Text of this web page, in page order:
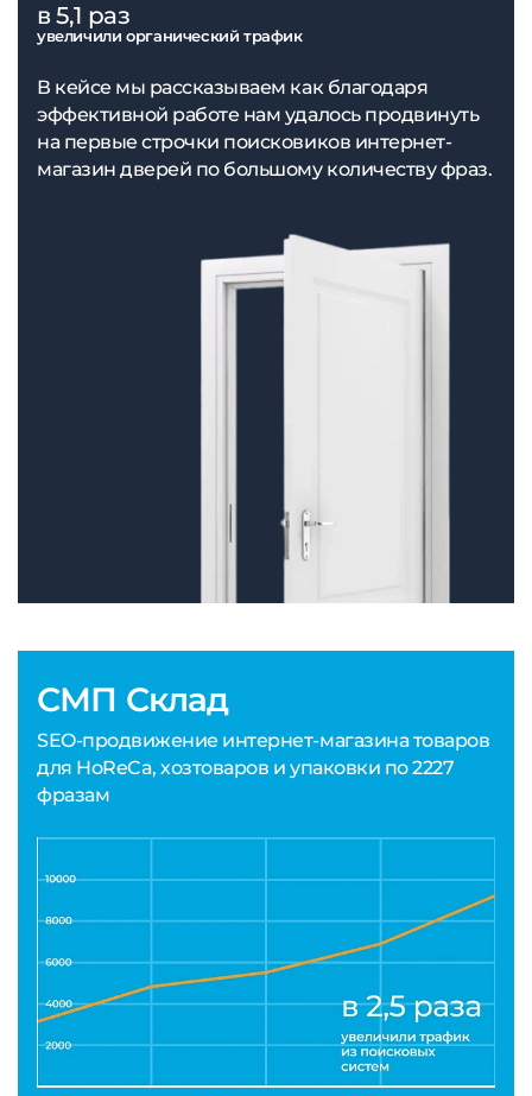
СМП Склад
SEO-продвижение интернет-магазина товаров
для HoReCa, хозтоваров и упаковки по 2227
фразам
в 5,1 раз
увеличили органический трафик
В кейсе мы рассказываем как благодаря
эффективной работе нам удалось продвинуть
на первые строчки поисковиков интернет-
магазин дверей по большому количеству фраз.